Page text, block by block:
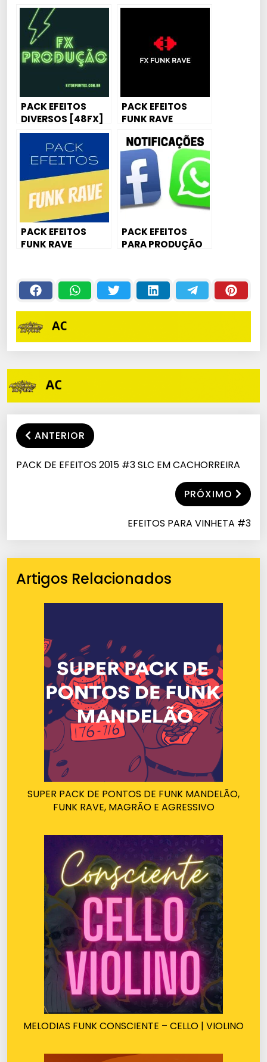
PRODUÇÃO
PACK EFEITOS
DIVERSOS [48FX]
PACK EFEITOS
FUNK RAVE
PACK EFEITOS
FUNK RAVE
PACK EFEITOS
PARA PRODUÇÃO
ANTERIOR
PACK DE EFEITOS 2015 #3 SLC EM CACHORREIRA
PRÓXIMO
EFEITOS PARA VINHETA #3
Artigos Relacionados
SUPER PACK DE PONTOS DE FUNK MANDELÃO,
FUNK RAVE, MAGRÃO E AGRESSIVO
MELODIAS FUNK CONSCIENTE – CELLO | VIOLINO